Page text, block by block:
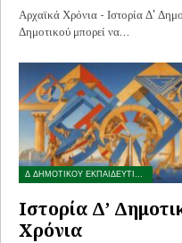
Αρχαϊκά Χρόνια - Ιστορία Δ'
Δημοτικού μπορεί να…
Ιστορία Δ’
Χρόνια